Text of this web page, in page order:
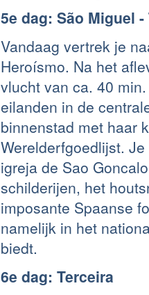
5e dag: São Miguel -
Vandaag vertrek je
Heroísmo. Na het
vlucht van ca. 40
eilanden in de
binnenstad met haar
Werelderfgoedlijst.
igreja de Sao
schilderijen, het
imposante Spaanse
namelijk in het
biedt.
6e dag: Terceira